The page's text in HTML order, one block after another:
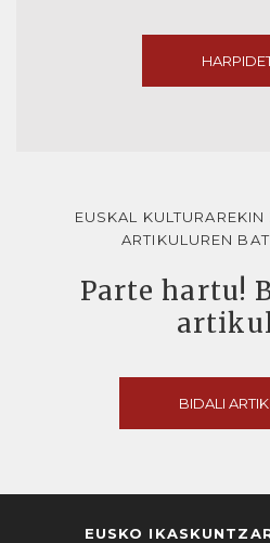
EUSKAL
ARTIKULUREN
Parte hartu!
BIDALI
EUSKO